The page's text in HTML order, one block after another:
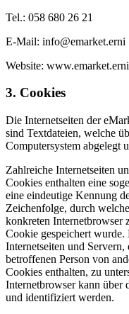
Tel.: 058 680 26 21
E-Mail: info@emarket.erni
Website: www.emarket.erni
3. Cookies
Die Internetseiten der
sind Textdateien, welche
Computersystem abgelegt
Zahlreiche Internetseiten
Cookies enthalten eine
eine eindeutige Kennung
Zeichenfolge, durch
konkreten Internetbrowser
Cookie gespeichert wurde.
Internetseiten und
betroffenen Person von
Cookies enthalten, zu
Internetbrowser kann über
und identifiziert werden.